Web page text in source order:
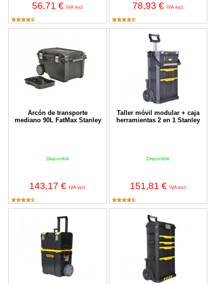
56,71 € IVA incl. 78,93 € IVA incl.
Arcón de transporte
mediano 90L FatMax Stanley
Disponible
143,17 € IVA incl.
Arcón de transporte mediano 90L FatMax Stanley
Taller móvil modular + caja
herramientas 2 en 1 Stanley
Disponible
151,81 € IVA incl.
Taller móvil modular + caja
Taller móvil 3 en 1 Stanley Taller móvil modular Stanley